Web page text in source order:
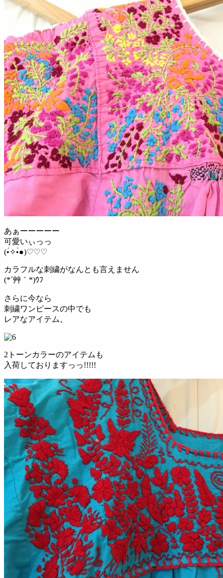
あぁーーーーー
可愛いぃっっ
(•́✧•̀●)♡♡♡
カラフルな刺繍がなんとも言えません
(*´艸｀*)ｳﾌ
さらに今なら
刺繍ワンピースの中でも
レアなアイテム。
2トーンカラーのアイテムも
入荷しておりますっっ!!!!!